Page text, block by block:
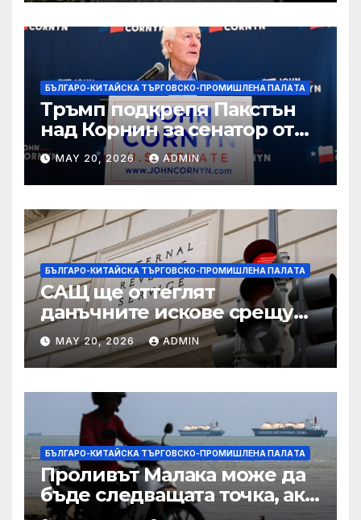
БЪЛГАРО-КИТАЙСКА ТЪРГОВСКО-ПРОМИШЛЕНА ПАЛAТА
Тръмп подкрепя Пакстън
над Корнин за сенатор от
Тексас в шокираща
подкрепа
MAY 20, 2026 ADMIN
БЪЛГАРО-КИТАЙСКА ТЪРГОВСКО-ПРОМИШЛЕНА ПАЛAТА
САЩ ще оттеглят
данъчните искове срещу
Тръмп „завинаги“ в
сделката за съдебно дело с
IRS
MAY 20, 2026 ADMIN
БЪЛГАРО-КИТАЙСКА ТЪРГОВСКО-ПРОМИШЛЕНА ПАЛAТА
Проливът Малака може да
бъде следващата точка, ако
Азия не внимава